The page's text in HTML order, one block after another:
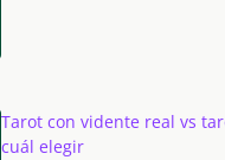
Tarot con vidente real vs
cuál elegir